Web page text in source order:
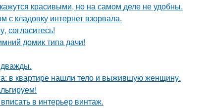
красивыми, но на самом деле не удобны.
с кладовку интернет взорвала.
согласитесь!
домик типа дачи!
дважды.
в квартире нашли тело и выжившую женщину.
в интерьер винтаж.